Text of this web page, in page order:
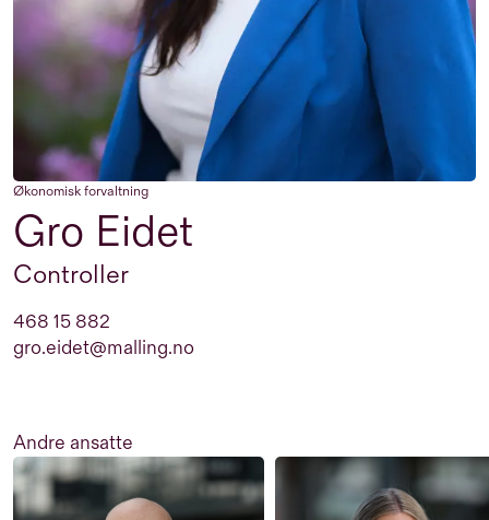
Økonomisk forvaltning
Gro Eidet
Controller
468 15 882
gro.eidet@malling.no
Andre ansatte